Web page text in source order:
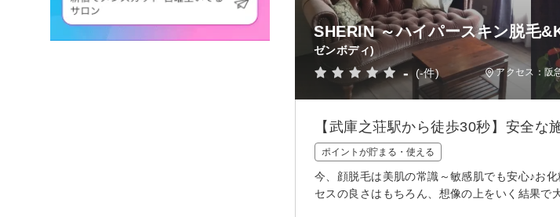
SHERIN ～ハイパースキン脱毛
ゼンボディ)
- (-件) アクセス：阪
【武庫之荘駅から徒歩30秒】安全な
ポイントが貯まる・使える
今、顔脱毛は美肌の常識～敏感肌でも安心♪お
セスの良さはもちろん、想像の上をいく結果で